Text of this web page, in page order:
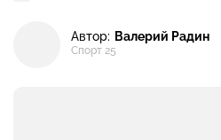
Автор: Валерий Радин
Спорт 25